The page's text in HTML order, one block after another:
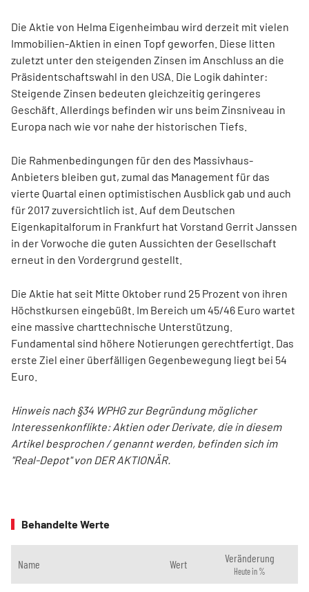
Die Aktie von Helma Eigenheimbau wird derzeit mit vielen
Immobilien-Aktien in einen Topf geworfen. Diese litten
zuletzt unter den steigenden Zinsen im Anschluss an die
Präsidentschaftswahl in den USA. Die Logik dahinter:
Steigende Zinsen bedeuten gleichzeitig geringeres
Geschäft. Allerdings befinden wir uns beim Zinsniveau in
Europa nach wie vor nahe der historischen Tiefs.
Die Rahmenbedingungen für den des Massivhaus-
Anbieters bleiben gut, zumal das Management für das
vierte Quartal einen optimistischen Ausblick gab und auch
für 2017 zuversichtlich ist. Auf dem Deutschen
Eigenkapitalforum in Frankfurt hat Vorstand Gerrit Janssen
in der Vorwoche die guten Aussichten der Gesellschaft
erneut in den Vordergrund gestellt.
Die Aktie hat seit Mitte Oktober rund 25 Prozent von ihren
Höchstkursen eingebüßt. Im Bereich um 45/46 Euro wartet
eine massive charttechnische Unterstützung.
Fundamental sind höhere Notierungen gerechtfertigt. Das
erste Ziel einer überfälligen Gegenbewegung liegt bei 54
Euro.
Hinweis nach §34 WPHG zur Begründung möglicher
Interessenkonflikte: Aktien oder Derivate, die in diesem
Artikel besprochen / genannt werden, befinden sich im
"Real-Depot" von DER AKTIONÄR.
Behandelte Werte
Name Wert Veränderung
Heute in %